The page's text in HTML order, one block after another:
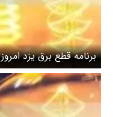
برنامه قطع برق یزد امروز جمعه